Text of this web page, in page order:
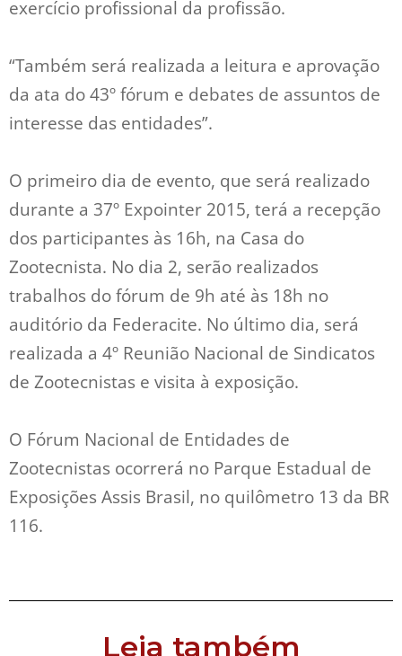
exercício profissional da profissão.
“Também será realizada a leitura e aprovação
da ata do 43º fórum e debates de assuntos de
interesse das entidades”.
O primeiro dia de evento, que será realizado
durante a 37º Expointer 2015, terá a recepção
dos participantes às 16h, na Casa do
Zootecnista. No dia 2, serão realizados
trabalhos do fórum de 9h até às 18h no
auditório da Federacite. No último dia, será
realizada a 4º Reunião Nacional de Sindicatos
de Zootecnistas e visita à exposição.
O Fórum Nacional de Entidades de
Zootecnistas ocorrerá no Parque Estadual de
Exposições Assis Brasil, no quilômetro 13 da BR
116.
Leia também